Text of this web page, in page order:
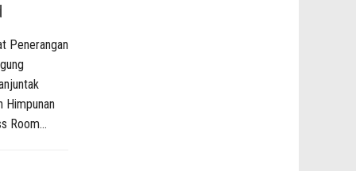
Penerangan
Himpunan
Room...